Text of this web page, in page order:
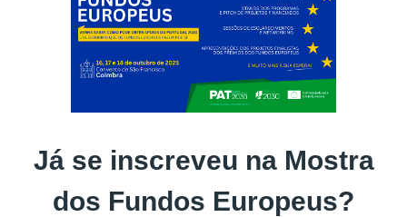
Já se inscreveu na Mostra
dos Fundos Europeus?